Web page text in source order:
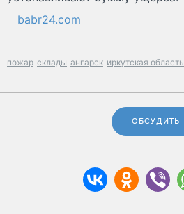
babr24.com
пожар склады ангарск иркутская область
ОБСУДИТЬ